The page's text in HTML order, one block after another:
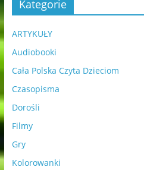
Kategorie
ARTYKUŁY
Audiobooki
Cała Polska Czyta Dzieciom
Czasopisma
Dorośli
Filmy
Gry
Kolorowanki